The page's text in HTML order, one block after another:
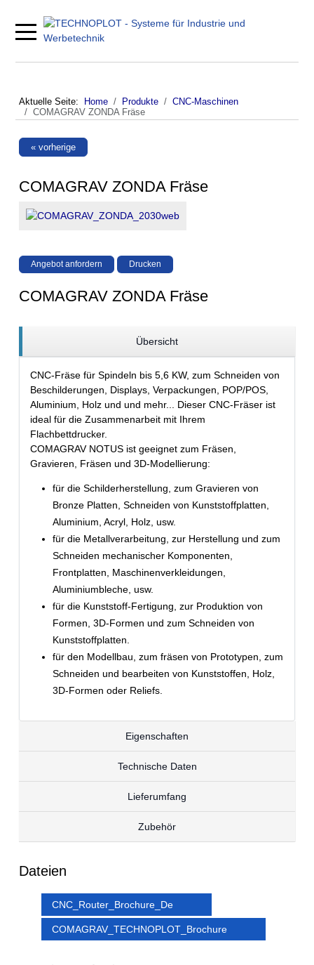
Mobile Menu Toggle
Aktuelle Seite: Home Produkte
CNC-Maschinen
COMAGRAV ZONDA Fräse
« vorherige
COMAGRAV ZONDA Fräse
Angebot anfordern Drucken
COMAGRAV ZONDA Fräse
Übersicht
CNC-Fräse für Spindeln bis 5,6 KW, zum Schneiden von
Beschilderungen, Displays, Verpackungen, POP/POS,
Aluminium, Holz und und mehr... Dieser CNC-Fräser ist
ideal für die Zusammenarbeit mit Ihrem
Flachbettdrucker.
COMAGRAV NOTUS ist geeignet zum Fräsen,
Gravieren, Fräsen und 3D-Modellierung:
für die Schilderherstellung, zum Gravieren von
Bronze Platten, Schneiden von Kunststoffplatten,
Aluminium, Acryl, Holz, usw.
für die Metallverarbeitung, zur Herstellung und zum
Schneiden mechanischer Komponenten,
Frontplatten, Maschinenverkleidungen,
Aluminiumbleche, usw.
für die Kunststoff-Fertigung, zur Produktion von
Formen , 3D-Formen und zum Schneiden von
Kunststoffplatten.
für den Modellbau, zum fräsen von Prototypen, zum
Schneiden und bearbeiten von Kunststoffen, Holz,
3D-Formen oder Reliefs.
Eigenschaften
Technische Daten
Lieferumfang
Zubehör
Dateien
CNC_Router_Brochure_De
COMAGRAV_TECHNOPLOT_Brochure